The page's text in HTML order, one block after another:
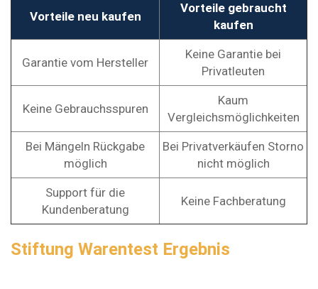
Vorteile neu kaufen
Vorteile gebraucht
kaufen
Garantie vom Hersteller
Keine Garantie bei
Privatleuten
Keine Gebrauchsspuren
Kaum
Vergleichsmöglichkeiten
Bei Mängeln Rückgabe
möglich
Bei Privatverkäufen Storno
nicht möglich
Support für die
Kundenberatung
Keine Fachberatung
Stiftung Warentest Ergebnis